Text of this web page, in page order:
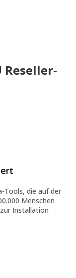
Reseller-
Tools, die auf der
Menschen
Installation